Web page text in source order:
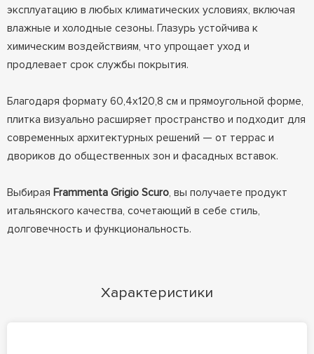
эксплуатацию в любых климатических условиях, включая
влажные и холодные сезоны. Глазурь устойчива к
химическим воздействиям, что упрощает уход и
продлевает срок службы покрытия.
Благодаря формату 60,4x120,8 см и прямоугольной форме,
плитка визуально расширяет пространство и подходит для
современных архитектурных решений — от террас и
двориков до общественных зон и фасадных вставок.
Выбирая Frammenta Grigio Scuro, вы получаете продукт
итальянского качества, сочетающий в себе стиль,
долговечность и функциональность.
Характеристики